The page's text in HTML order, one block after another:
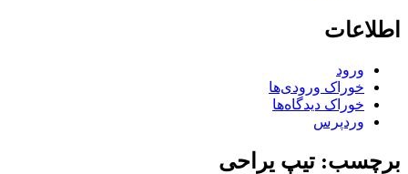
اطلاعات
ورود
خوراک ورودی‌ها
خوراک دیدگاه‌ها
وردپرس
برچسب: تیپ یراحی